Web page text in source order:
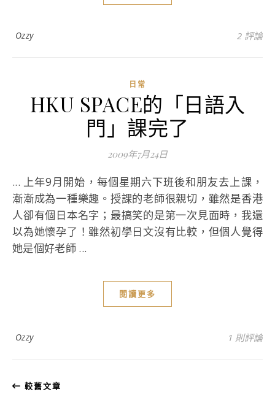
Ozzy 2 評論
日常
HKU SPACE的「日語入
門」課完了
2009年7月24日
... 上年9月開始，每個星期六下班後和朋友去上課，
漸漸成為一種樂趣。授課的老師很親切，雖然是香港
人卻有個日本名字；最搞笑的是第一次見面時，我還
以為她懷孕了！雖然初學日文沒有比較，但個人覺得
她是個好老師 ...
閱讀更多
Ozzy 1 則評論
較舊文章